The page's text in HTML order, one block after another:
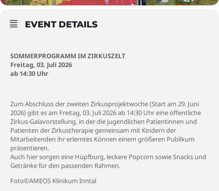
EVENT DETAILS
SOMMERPROGRAMM IM ZIRKUSZELT
Freitag, 03. Juli 2026
ab 14:30 Uhr
Zum Abschluss der zweiten Zirkusprojektwoche (Start am 29. Juni
2026) gibt es am Freitag, 03. Juli 2026 ab 14:30 Uhr eine öffentliche
Zirkus-Galavorstellung, in der die jugendlichen Patientinnen und
Patienten der Zirkustherapie gemeinsam mit Kindern der
Mitarbeitenden ihr erlerntes Können einem größeren Publikum
präsentieren.
Auch hier sorgen eine Hüpfburg, leckere Popcorn sowie Snacks und
Getränke für den passenden Rahmen.
Foto©AMEOS Klinikum Inntal